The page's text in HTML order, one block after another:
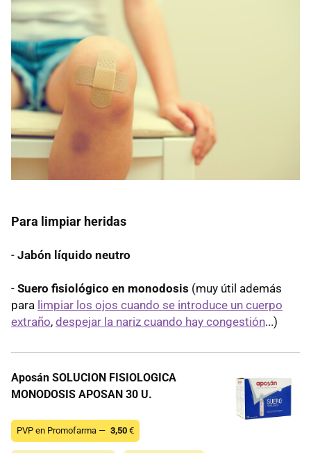
Para limpiar heridas
- Jabón líquido neutro
- Suero fisiológico en monodosis (muy útil además
para limpiar los ojos cuando se introduce un cuerpo
extraño, despejar la nariz cuando hay congestión...)
Aposán SOLUCION FISIOLOGICA
MONODOSIS APOSAN 30 U.
PVP en Promofarma — 3,50 €